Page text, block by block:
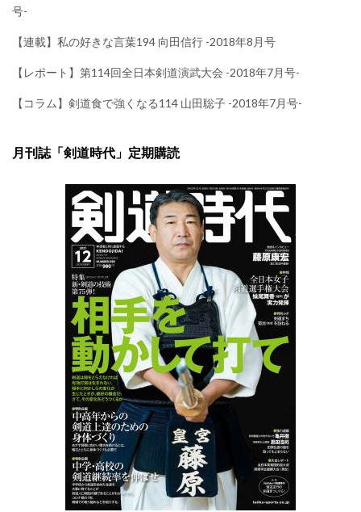
号-
【連載】私の好きな言葉194 向田信行 -2018年8月号
【レポート】第114回全日本剣道演武大会 -2018年7月号-
【コラム】剣道食で強くなる114 山田聡子 -2018年7月号-
月刊誌「剣道時代」定期購読